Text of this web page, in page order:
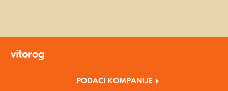
PODACI KOMPANIJE